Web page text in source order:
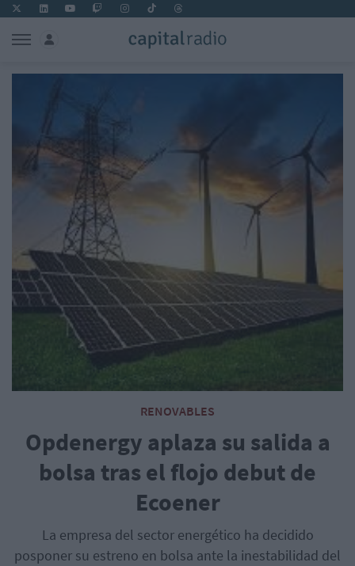
RENOVABLES
Opdenergy aplaza su salida a
bolsa tras el flojo debut de
Ecoener
La empresa del sector energético ha decidido
posponer su estreno en bolsa ante la inestabilidad del